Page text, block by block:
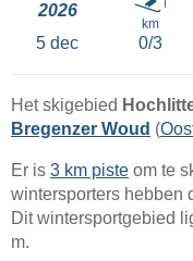
2026
5 dec
km
0/3
Het skigebied
Bregenzer Woud (
Er is 3 km piste om te
wintersporters hebben
Dit wintersportgebied
m.